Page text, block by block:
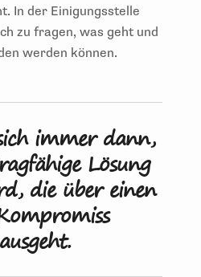
In der Einigungsstelle
zu fragen, was geht und
werden können.
immer dann,
Lösung
die über einen